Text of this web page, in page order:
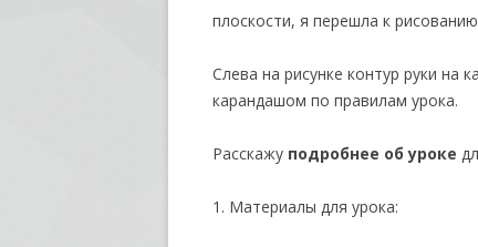
плоскости, я перешла к
Слева на рисунке контур руки на
карандашом по правилам урока.
Расскажу подробнее об уроке
1. Материалы для урока: